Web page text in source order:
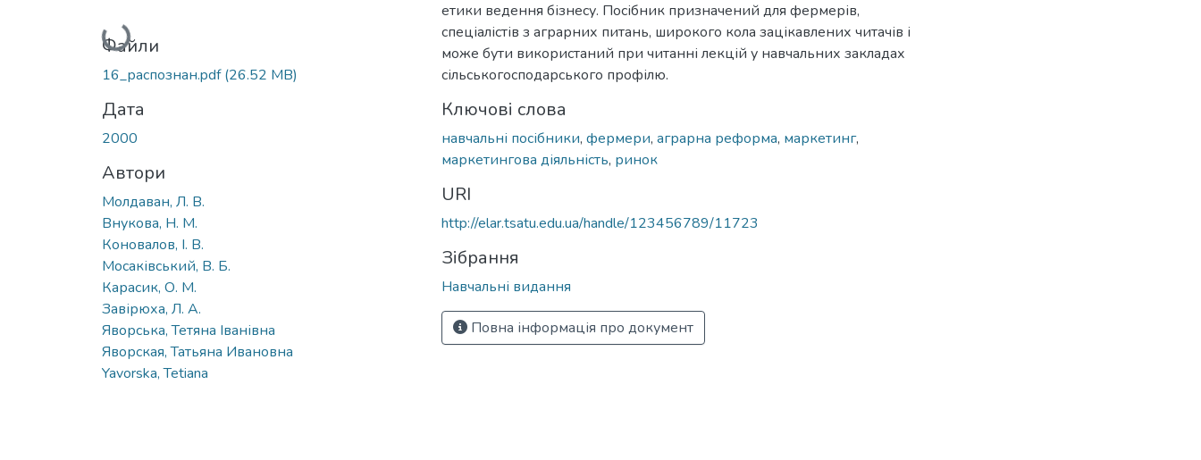
Вантажиться...
Файли
16_распознан.pdf(26.52 MB)
Дата
2000
Автори
Молдаван, Л. В.
Внукова, Н. М.
Коновалов, І. В.
Мосаківський, В. Б.
Карасик, О. М.
Завірюха, Л. А.
Яворська, Тетяна Іванівна
Яворская, Татьяна Ивановна
Yavorska, Tetiana
етики ведення бізнесу. Посібник призначений для фермерів,
спеціалістів з аграрних питань, широкого кола зацікавлених читачів і
може бути використаний при читанні лекцій у навчальних закладах
сільськогосподарського профілю.
Ключові слова
навчальні посібники, фермери, аграрна реформа, маркетинг,
маркетингова діяльність, ринок
URI
http://elar.tsatu.edu.ua/handle/123456789/11723
Зібрання
Навчальні видання
Повна інформація про документ